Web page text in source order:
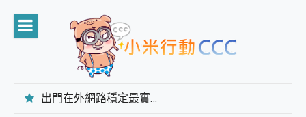
content
出門在外網路穩定最實在 「台灣大哥大」榮獲 4G/5G 在線率全球 NO.3 全台第一與全台六冠王實測心得，走到哪順到哪！